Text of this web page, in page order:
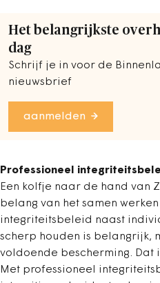
Het belangrijkste
dag
Schrijf je in voor de
nieuwsbrief
aanmelden
Professioneel
Een kolfje naar de hand van
belang van het samen
integriteitsbeleid naast
scherp houden is belangrijk,
voldoende bescherming. Dat
Met professioneel